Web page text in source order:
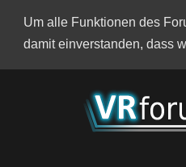
Um alle Funktionen des
damit einverstanden, dass